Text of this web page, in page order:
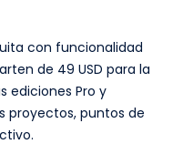
con funcionalidad
de 49 USD para la
ediciones Pro y
proyectos, puntos de